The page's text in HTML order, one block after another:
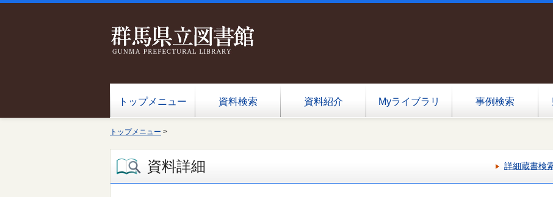
トップメニュー 資料検索 資料紹介 Myライブラリ 事例検索
トップメニュー >
資料詳細 詳細蔵書検